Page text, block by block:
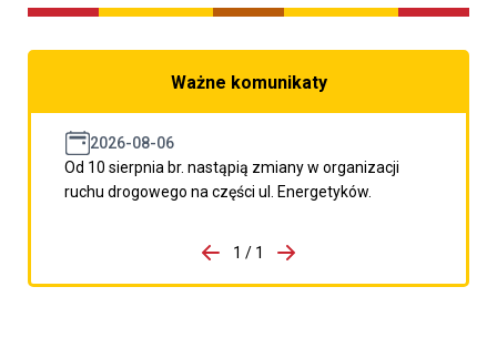
Ważne komunikaty
2026-08-06
Od 10 sierpnia br. nastąpią zmiany w organizacji
ruchu drogowego na części ul. Energetyków.
porzpedniego komunikatu
1 / 1
Przejdź do następnego